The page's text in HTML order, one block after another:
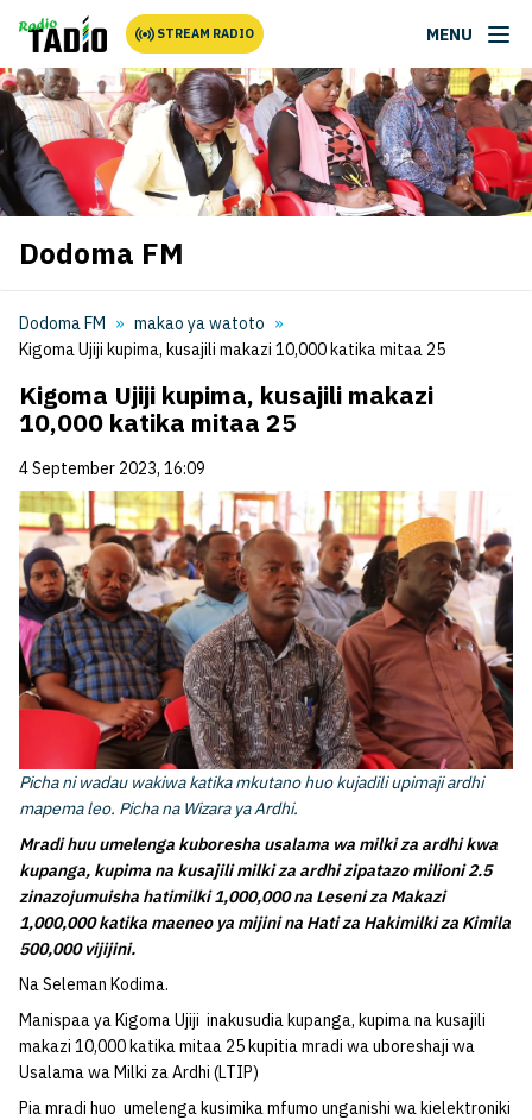
STREAM RADIO MENU
Dodoma FM
Dodoma FM
makao ya watoto
Kigoma Ujiji kupima, kusajili makazi 10,000 katika mitaa 25
Kigoma Ujiji kupima, kusajili makazi
10,000 katika mitaa 25
4 September 2023, 16:09
Picha ni wadau wakiwa katika mkutano huo kujadili upimaji ardhi
mapema leo. Picha na Wizara ya Ardhi.
Mradi huu umelenga kuboresha usalama wa milki za ardhi kwa
kupanga, kupima na kusajili milki za ardhi zipatazo milioni 2.5
zinazojumuisha hatimilki 1,000,000 na Leseni za Makazi
1,000,000 katika maeneo ya mijini na Hati za Hakimilki za Kimila
500,000 vijijini.
Na Seleman Kodima.
Manispaa ya Kigoma Ujiji inakusudia kupanga, kupima na kusajili
makazi 10,000 katika mitaa 25 kupitia mradi wa uboreshaji wa
Usalama wa Milki za Ardhi (LTIP)
Pia mradi huo umelenga kusimika mfumo unganishi wa kielektroniki